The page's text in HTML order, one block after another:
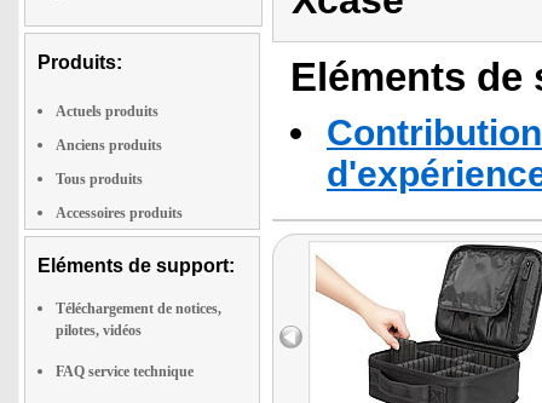
Produits:
Actuels produits
Anciens produits
Tous produits
Accessoires produits
Eléments de support:
Téléchargement de notices,
pilotes, vidéos
FAQ service technique
Eléments